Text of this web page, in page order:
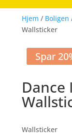
Hjem / Boligen
Wallsticker
Spar
Dance
Wallsticker